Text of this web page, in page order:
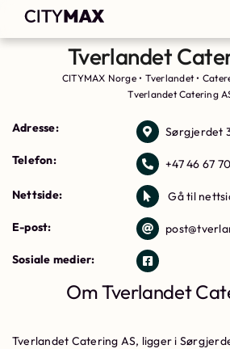
Tverlandet
CITYMAX Norge• Tverlandet•
Tverlandet Catering
Adresse:
Sørgjerdet
Telefon:
+47 46 67
Nettside: Gå til
E-post:
Sosiale medier:
Om Tverlandet
Tverlandet Catering AS, ligger i